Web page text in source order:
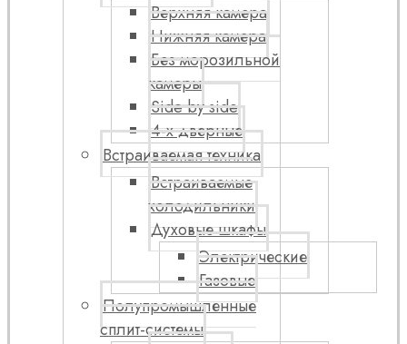
Верхняя камера
Нижняя камера
Без морозильной
камеры
Side by side
4-х дверные
Встраиваемая техника
Встраиваемые
холодильники
Духовые шкафы
Электрические
Газовые
Полупромышленные
сплит-системы